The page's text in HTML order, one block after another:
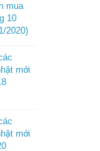
mua
10
2020)
mới
mới